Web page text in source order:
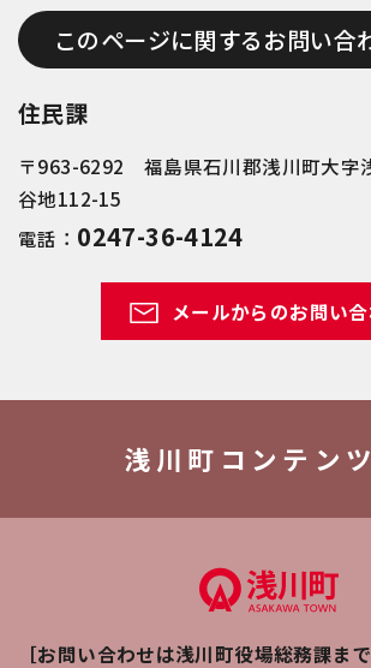
このページに関するお問い合
住民課
〒963-6292 福島県石川郡浅川町大字
谷地112-15
電話： 0247-36-4124
メールからのお問い
浅川町コンテンツ
［お問い合わせは浅川町役場総務課まで